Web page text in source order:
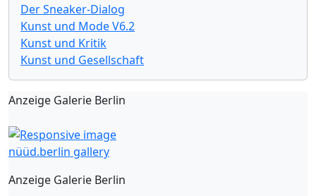
Der Sneaker-Dialog
Kunst und Mode V6.2
Kunst und Kritik
Kunst und Gesellschaft
Anzeige Galerie Berlin
nüüd.berlin gallery
Anzeige Galerie Berlin